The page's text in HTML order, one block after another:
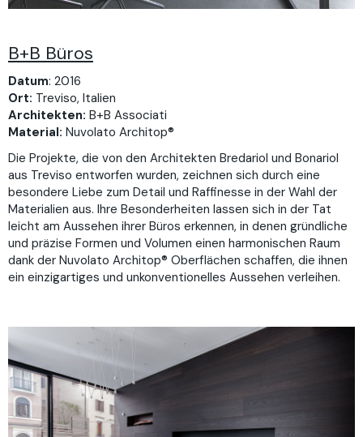
B+B Büros
Datum: 2016
Ort: Treviso, Italien
Architekten: B+B Associati
Material: Nuvolato Architop®
Die Projekte, die von den Architekten Bredariol und Bonariol
aus Treviso entworfen wurden, zeichnen sich durch eine
besondere Liebe zum Detail und Raffinesse in der Wahl der
Materialien aus. Ihre Besonderheiten lassen sich in der Tat
leicht am Aussehen ihrer Büros erkennen, in denen gründliche
und präzise Formen und Volumen einen harmonischen Raum
dank der Nuvolato Architop® Oberflächen schaffen, die ihnen
ein einzigartiges und unkonventionelles Aussehen verleihen.